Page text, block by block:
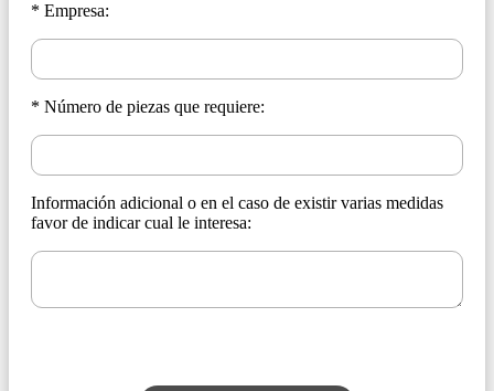
* Empresa:
* Número de piezas que requiere:
Información adicional o en el caso de existir varias medidas
favor de indicar cual le interesa: